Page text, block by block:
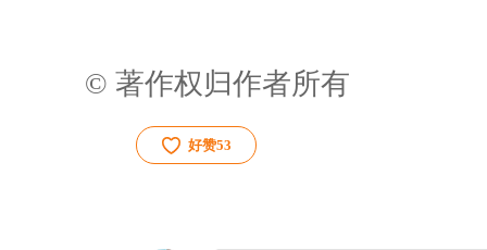
© 著作权归作者所有
好赞53